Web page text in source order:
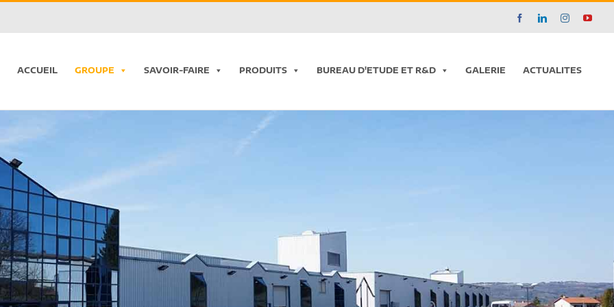
FacebookLinkedInInstagram
ACCUEIL GROUPE SAVOIR-FAIRE PRODUITS BUREAU D'ETUDE ET R&D GALERIE ACTUALITES
Chargement...